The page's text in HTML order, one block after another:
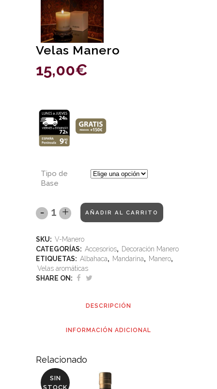
Velas Manero
15,00€
Tipo de
Base
AÑADIR AL CARRITO
SKU: V-Manero
CATEGORÍAS: Accesorios, Decoración Manero
ETIQUETAS: Albahaca, Mandarina, Manero,
Velas aromáticas
SHARE ON:
DESCRIPCIÓN
INFORMACIÓN ADICIONAL
Relacionado
SIN
STOCK